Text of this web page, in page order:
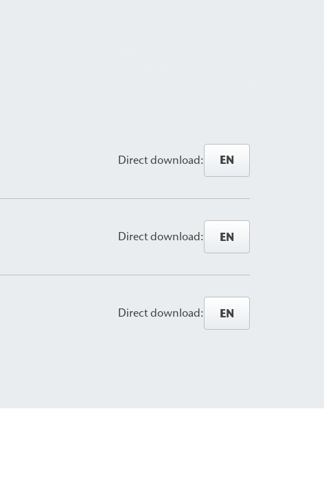
Direct download: EN
Direct download: EN
Direct download: EN